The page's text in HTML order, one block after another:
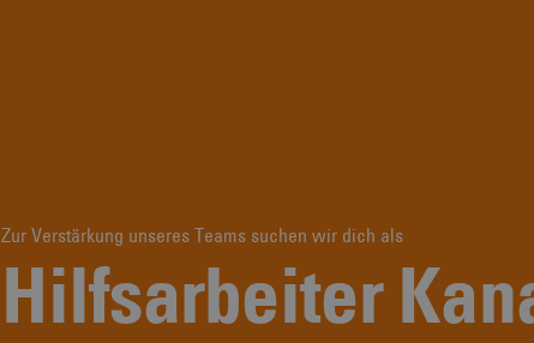
Zur Verstärkung unseres Teams suchen wir dich als
Hilfsarbeiter